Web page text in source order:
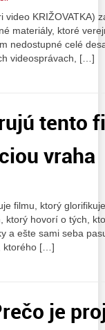
video KRIŽOVATKA)
materiály, ktoré
nedostupné celé
videosprávach, […]
tento
vraha
filmu, ktorý
ktorý hovorí o tých,
a ešte sami seba
ktorého […]
je